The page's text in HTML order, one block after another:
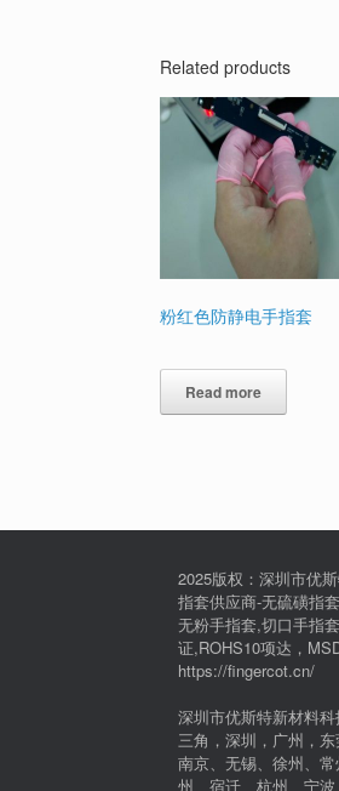
Related products
粉红色防静电手指套
Read more
2025版权：深圳市优
指套供应商-无硫磺指
无粉手指套,切口手指
证,ROHS10项达，
https://fingercot.cn/
深圳市优斯特新材料
三角，深圳，广州，
南京、无锡、徐州、
州、宿迁、杭州、宁